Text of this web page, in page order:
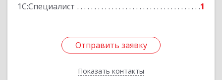
1С:Специалист 1
Отправить заявку
Показать контакты
Подробнее
Отправить заявку
Назад